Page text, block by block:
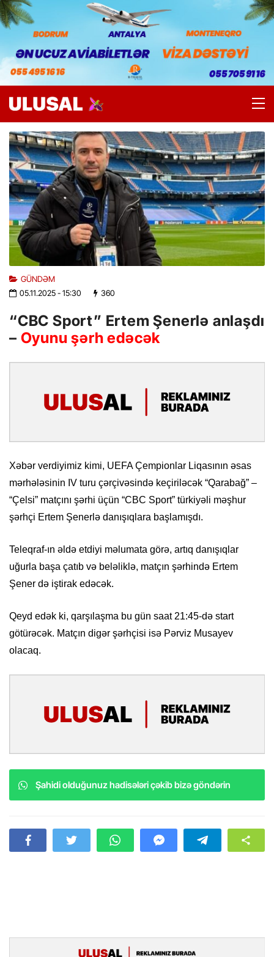
GÜNDƏM
05.11.2025- 15:30 360
“CBC Sport” Ertem Şenerlə anlaşdı
– Oyunu şərh edəcək
Xəbər verdiyimiz kimi, UEFA Çempionlar Liqasının əsas
mərhələsinin IV turu çərçivəsində keçiriləcək “Qarabağ” –
“Çelsi” matçını şərhi üçün “CBC Sport” türkiyəli məşhur
şərhçi Ertem Şenerlə danışıqlara başlamışdı.
Teleqraf-ın əldə etdiyi məlumata görə, artıq danışıqlar
uğurla başa çatıb və beləliklə, matçın şərhində Ertem
Şener də iştirak edəcək.
Qeyd edək ki, qarşılaşma bu gün saat 21:45-də start
götürəcək. Matçın digər şərhçisi isə Pərviz Musayev
olacaq.
Şahidi olduğunuz hadisələri çəkib bizə göndərin